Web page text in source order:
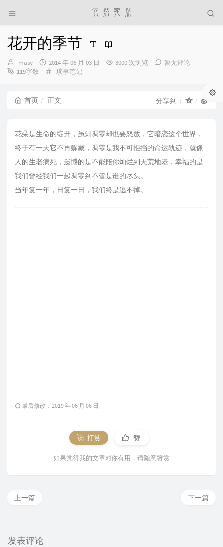
花开的季节
博
主：
masy
发
布
2014 年 06 月 03 日 3000 次浏览
暂无评论
119字数
分
琐事笔记
首页 正文 分享到：
花朵是生命的绽开，虽知凋零却也要怒放，它暗恋这个世界，
终于有一天它不再躲藏，凋零是我不可拒挡的命运轨迹，就像
人的生老病死，遗憾的是不能陪你灿烂到天荒地老，幸福的是
我们曾经我们一起凋零到不管是谁的尽头。
当年复一年，日复一日，我们终是逃不掉。
最后修改：2019 年 06 月 06 日
打赏 赞
如果觉得我的文章对你有用，请随意赞赏
下一篇
上一篇
发表评论